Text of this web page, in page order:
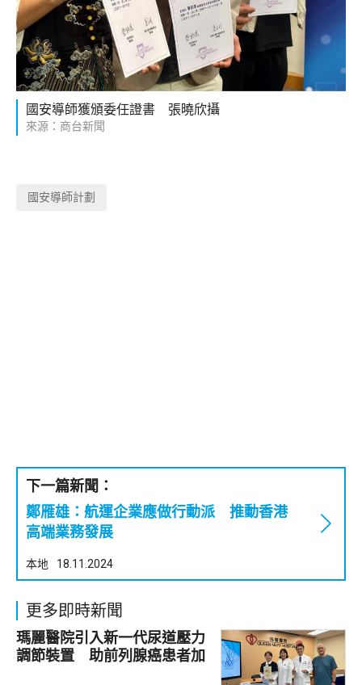
國安導師獲頒委任證書 張曉欣攝
來源：商台新聞
國安導師計劃
下一篇新聞：
鄭雁雄：航運企業應做行動派 推動香港
高端業務發展
本地 18.11.2024
更多即時新聞
瑪麗醫院引入新一代尿道壓力
調節裝置 助前列腺癌患者加